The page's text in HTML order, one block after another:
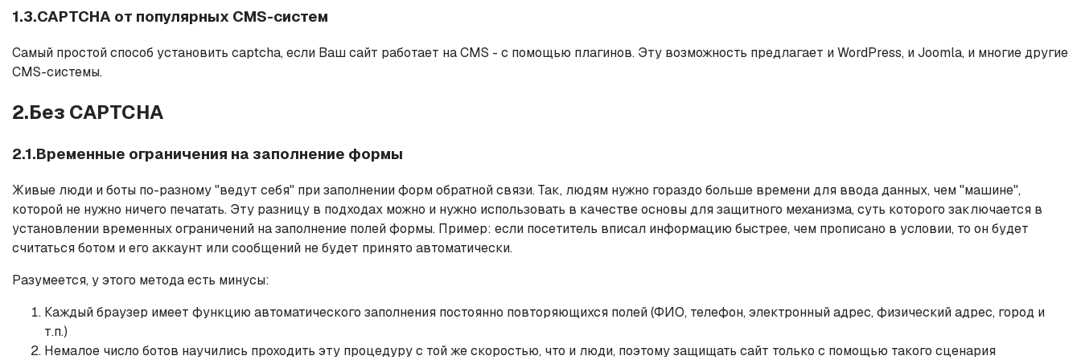
1.3.CAPTCHA от популярных CMS-систем
Самый простой способ установить captcha, если Ваш сайт работает на CMS - с помощью плагинов. Эту возможность предлагает и WordPress, и Joomla, и многие другие
CMS-системы.
2.Без CAPTCHA
2.1.Временные ограничения на заполнение формы
Живые люди и боты по-разному "ведут себя" при заполнении форм обратной связи. Так, людям нужно гораздо больше времени для ввода данных, чем "машине",
которой не нужно ничего печатать. Эту разницу в подходах можно и нужно использовать в качестве основы для защитного механизма, суть которого заключается в
установлении временных ограничений на заполнение полей формы. Пример: если посетитель вписал информацию быстрее, чем прописано в условии, то он будет
считаться ботом и его аккаунт или сообщений не будет принято автоматически.
Разумеется, у этого метода есть минусы:
Каждый браузер имеет функцию автоматического заполнения постоянно повторяющихся полей (ФИО, телефон, электронный адрес, физический адрес, город и
т.п.)
Немалое число ботов научились проходить эту процедуру с той же скоростью, что и люди, поэтому защищать сайт только с помощью такого сценария